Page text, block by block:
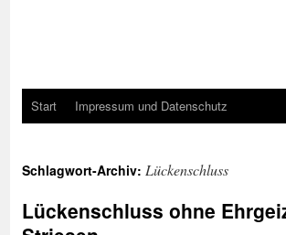
Start Impressum und Datenschutz
Schlagwort-Archiv: Lückenschluss
Lückenschluss ohne